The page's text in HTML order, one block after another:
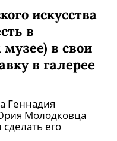
искусства
в
в свои
в галерее
Геннадия
Молодковца
его